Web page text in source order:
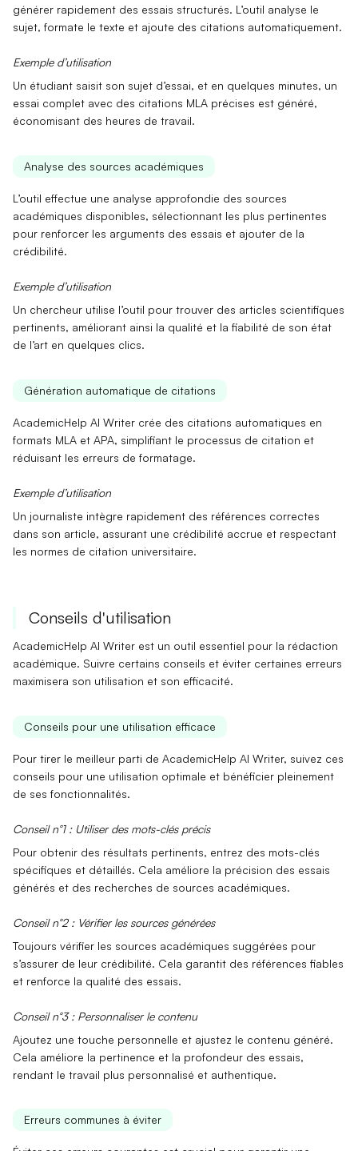
générer rapidement des essais structurés. L’outil analyse le
sujet, formate le texte et ajoute des citations automatiquement.
Exemple d’utilisation
Un étudiant saisit son sujet d’essai, et en quelques minutes, un
essai complet avec des citations MLA précises est généré,
économisant des heures de travail.
Analyse des sources académiques
L’outil effectue une analyse approfondie des sources
académiques disponibles, sélectionnant les plus pertinentes
pour renforcer les arguments des essais et ajouter de la
crédibilité.
Exemple d’utilisation
Un chercheur utilise l’outil pour trouver des articles scientifiques
pertinents, améliorant ainsi la qualité et la fiabilité de son état
de l’art en quelques clics.
Génération automatique de citations
AcademicHelp AI Writer crée des citations automatiques en
formats MLA et APA, simplifiant le processus de citation et
réduisant les erreurs de formatage.
Exemple d’utilisation
Un journaliste intègre rapidement des références correctes
dans son article, assurant une crédibilité accrue et respectant
les normes de citation universitaire.
Conseils d'utilisation
AcademicHelp AI Writer est un outil essentiel pour la rédaction
académique. Suivre certains conseils et éviter certaines erreurs
maximisera son utilisation et son efficacité.
Conseils pour une utilisation efficace
Pour tirer le meilleur parti de AcademicHelp AI Writer, suivez ces
conseils pour une utilisation optimale et bénéficier pleinement
de ses fonctionnalités.
Conseil n°1 : Utiliser des mots-clés précis
Pour obtenir des résultats pertinents, entrez des mots-clés
spécifiques et détaillés. Cela améliore la précision des essais
générés et des recherches de sources académiques.
Conseil n°2 : Vérifier les sources générées
Toujours vérifier les sources académiques suggérées pour
s’assurer de leur crédibilité. Cela garantit des références fiables
et renforce la qualité des essais.
Conseil n°3 : Personnaliser le contenu
Ajoutez une touche personnelle et ajustez le contenu généré.
Cela améliore la pertinence et la profondeur des essais,
rendant le travail plus personnalisé et authentique.
Erreurs communes à éviter